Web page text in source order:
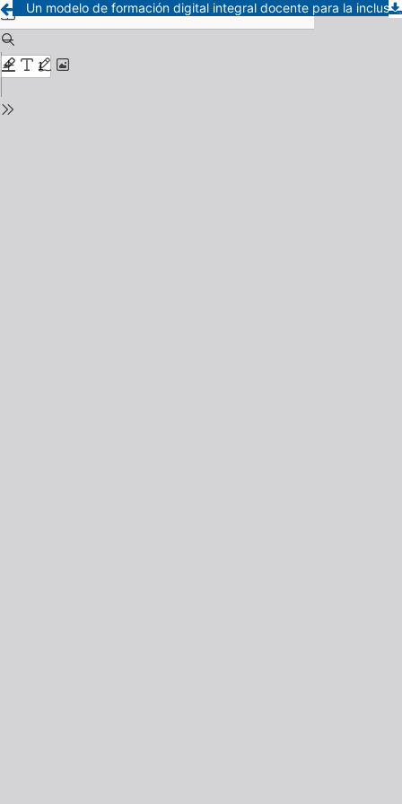
Un modelo de formación digital integral docente para la inclusión de tecnologías digitales en la educación